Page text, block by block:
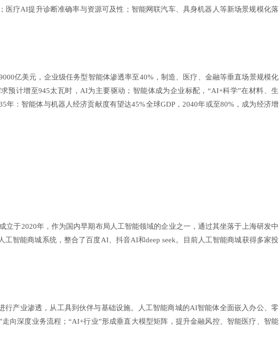
医疗AI提升诊断准确率与资源可及性；智能网联汽车、具身机器人等新场景规模化落
亿美元，企业级任务型智能体渗透率至40%，制造、医疗、金融等垂直场景规模化
预计增至945太瓦时，AI为主要驱动；智能体成为企业标配，“AI+科学”在材料、生
年：智能体与机器人经济贡献度有望达45%全球GDP，2040年或至80%，成为经济增
于2020年，作为国内早期布局人工智能领域的企业之一，通过其坐落于上海研发中
工智能商城系统，整合了百度AI、抖音AI和deep seek。目前人工智能商城获得多家投
产业渗透，从工具到伙伴与基础设施。人工智能商城的AI智能体全面嵌入办公、零
向深度业务流程；“AI+行业”形成垂直大模型矩阵，提升金融风控、智能医疗、智能